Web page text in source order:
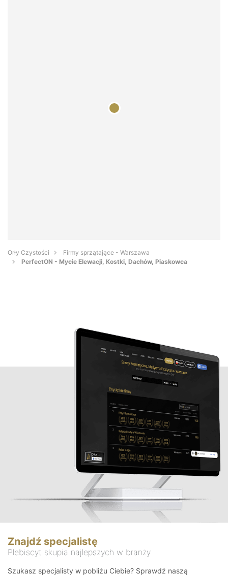
Orły Czystości
Firmy sprzątające - Warszawa
PerfectON - Mycie Elewacji, Kostki, Dachów, Piaskowca
Znajdź specjalistę
Plebiscyt skupia najlepszych w branży
Szukasz specjalisty w pobliżu Ciebie? Sprawdź naszą